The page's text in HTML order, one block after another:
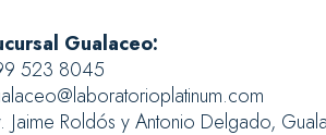
Gualaceo:
523 8045
Jaime Roldós y Antonio Delgado,